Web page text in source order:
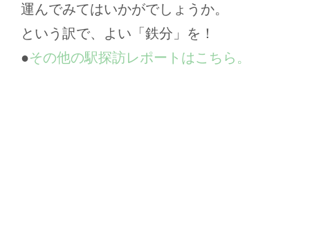
運んでみてはいかがでしょうか。
という訳で、よい「鉄分」を！
●その他の駅探訪レポートはこちら。